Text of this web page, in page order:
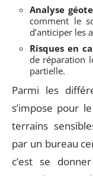
Analyse
comment le
d’anticiper les
Risques en
de réparation
partielle.
Parmi les
s’impose pour
terrains
par un bureau
c’est se